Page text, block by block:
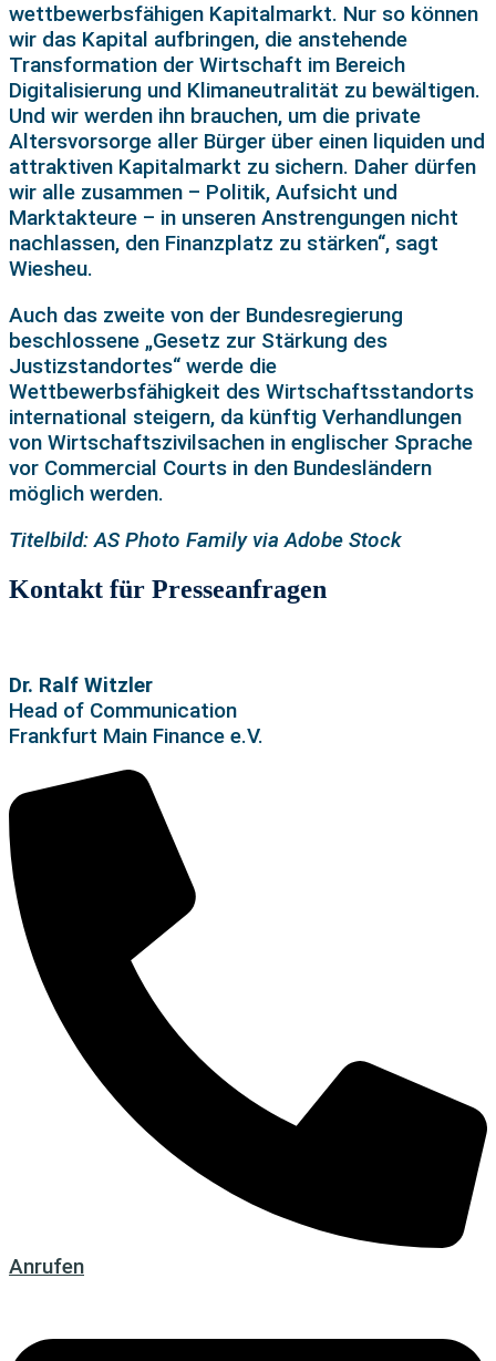
wettbewerbsfähigen Kapitalmarkt. Nur so können
wir das Kapital aufbringen, die anstehende
Transformation der Wirtschaft im Bereich
Digitalisierung und Klimaneutralität zu bewältigen.
Und wir werden ihn brauchen, um die private
Altersvorsorge aller Bürger über einen liquiden und
attraktiven Kapitalmarkt zu sichern. Daher dürfen
wir alle zusammen – Politik, Aufsicht und
Marktakteure – in unseren Anstrengungen nicht
nachlassen, den Finanzplatz zu stärken“, sagt
Wiesheu.
Auch das zweite von der Bundesregierung
beschlossene „Gesetz zur Stärkung des
Justizstandortes“ werde die
Wettbewerbsfähigkeit des Wirtschaftsstandorts
international steigern, da künftig Verhandlungen
von Wirtschaftszivilsachen in englischer Sprache
vor Commercial Courts in den Bundesländern
möglich werden.
Titelbild: AS Photo Family via Adobe Stock
Kontakt für Presseanfragen
Dr. Ralf Witzler
Head of Communication
Frankfurt Main Finance e.V.
Anrufen